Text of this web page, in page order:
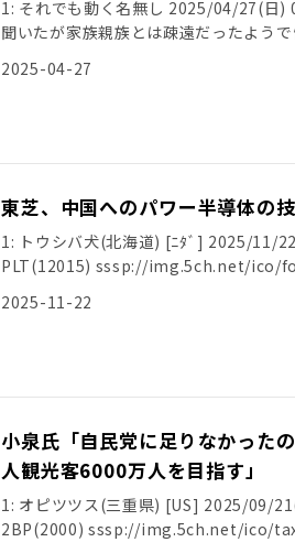
1: それでも動く名無し 2025/04/27(日)
聞いたが家族親族とは疎遠だったよう
2025-04-27
東芝、中国へのパワー半導体の
1: トウシバ犬(北海道) [ﾆﾀﾞ] 2025/11/
PLT(12015) sssp://img.5ch.net/ico/
2025-11-22
小泉氏「自民党に足りなかっ
人観光客6000万人を目指す」
1: オピツツス(三重県) [US] 2025/09/
2BP(2000) sssp://img.5ch.net/ico/